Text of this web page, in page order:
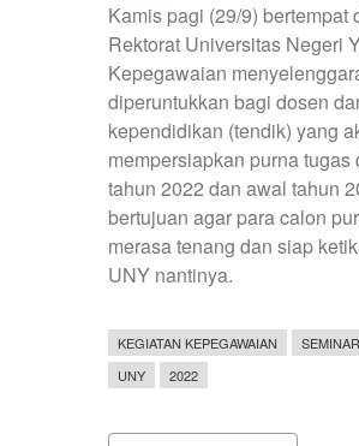
Kamis pagi (29/9) bertempat
Rektorat Universitas Negeri
Kepegawaian
diperuntukkan bagi dosen
kependidikan (tendik) yang
mempersiapkan purna tugas
tahun 2022 dan awal tahun
bertujuan agar para calon
merasa tenang dan siap
UNY nantinya.
KEGIATAN KEPEGAWAIAN SEMINAR
UNY
2022